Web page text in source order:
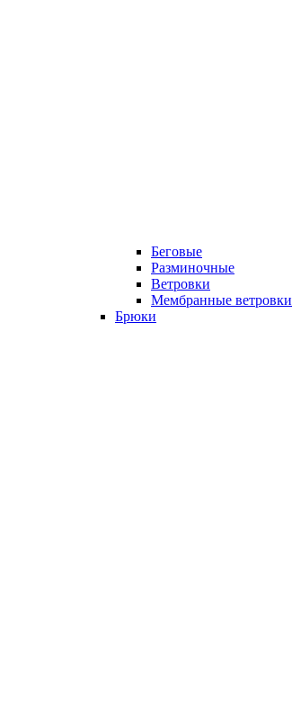
Беговые
Разминочные
Ветровки
Мембранные ветровки
Брюки